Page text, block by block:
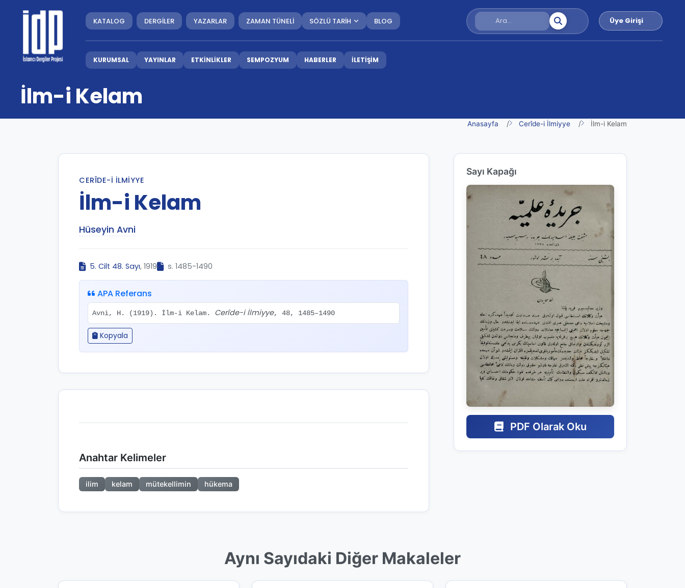
KATALOG DERGİLER YAZARLAR ZAMAN TÜNELİ SÖZLÜ TARİH BLOG Üye Girişi
KURUMSAL YAYINLAR ETKİNLİKLER SEMPOZYUM HABERLER İLETİŞİM
İlm-i Kelam
Anasayfa Cerîde-i İlmiyye İlm-i Kelam
CERÎDE-I İLMIYYE
İlm-i Kelam
Hüseyin Avni
5. Cilt 48. Sayı, 1919 s. 1485-1490
APA Referans
Avni, H. (1919). İlm-i Kelam. Cerîde-i İlmiyye, 48, 1485–1490
Kopyala
Anahtar Kelimeler
ilim kelam mütekellimin hükema
Sayı Kapağı
PDF Olarak Oku
Aynı Sayıdaki Diğer Makaleler